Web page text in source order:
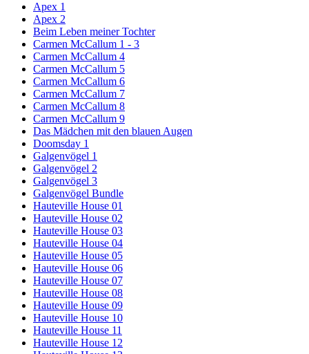
Apex 1
Apex 2
Beim Leben meiner Tochter
Carmen McCallum 1 - 3
Carmen McCallum 4
Carmen McCallum 5
Carmen McCallum 6
Carmen McCallum 7
Carmen McCallum 8
Carmen McCallum 9
Das Mädchen mit den blauen Augen
Doomsday 1
Galgenvögel 1
Galgenvögel 2
Galgenvögel 3
Galgenvögel Bundle
Hauteville House 01
Hauteville House 02
Hauteville House 03
Hauteville House 04
Hauteville House 05
Hauteville House 06
Hauteville House 07
Hauteville House 08
Hauteville House 09
Hauteville House 10
Hauteville House 11
Hauteville House 12